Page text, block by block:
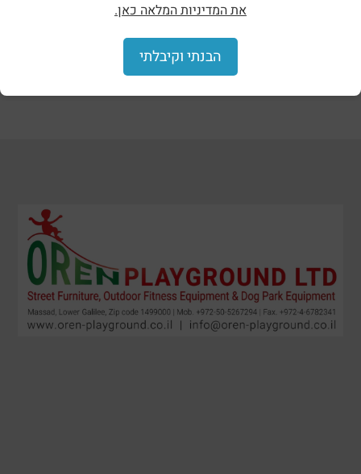
Shades for playgrounds
את המדיניות המלאה כאן.
הבנתי וקיבלתי